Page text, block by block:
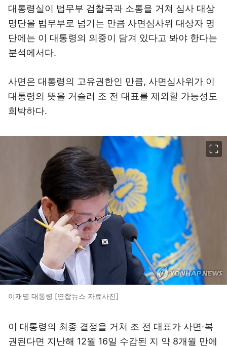
대통령실이 법무부 검찰국과 소통을 거쳐 심사 대상
명단을 법무부로 넘기는 만큼 사면심사위 대상자 명
단에는 이 대통령의 의중이 담겨 있다고 봐야 한다는
분석에서다.
사면은 대통령의 고유권한인 만큼, 사면심사위가 이
대통령의 뜻을 거슬러 조 전 대표를 제외할 가능성도
희박하다.
이재명 대통령 [연합뉴스 자료사진]
이 대통령의 최종 결정을 거쳐 조 전 대표가 사면·복
권된다면 지난해 12월 16일 수감된 지 약 8개월 만에